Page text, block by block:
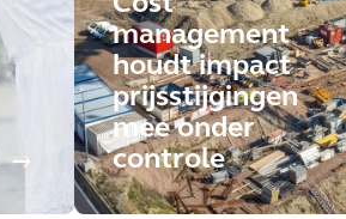
management
houdt impact
prijsstijgingen
mee onder
controle